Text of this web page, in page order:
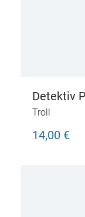
Detektiv
Troll
14,00 €